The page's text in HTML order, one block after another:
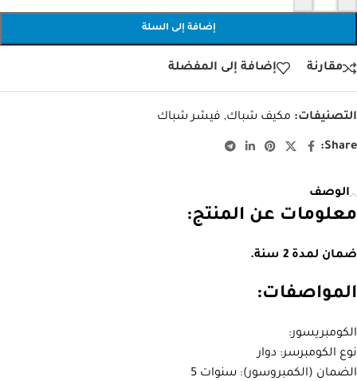
إضافة إلى السلة
مقارنة إضافة إلى المفضلة
التصنيفات: مكيف شباك, فيشر شباك
Share:
الوصف
معلومات عن المنتج:
ضمان لمدة 2 سنة.
المواصفات:
الكومبريسور:
نوع الكومبرسر: دوار
الضمان (الكمبروسور): سنوات 5